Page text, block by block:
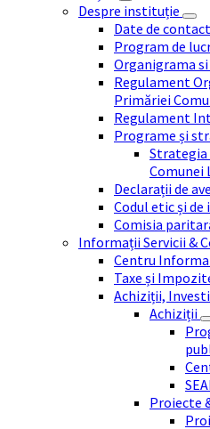
Despre instituție
Date de contact
Program de
Organigrama
Regulament
Primăriei
Regulament
Programe și
Strategia
Comunei
Declarații de
Codul etic și
Comisia
Informații Servicii &
Centru
Taxe și
Achiziții,
Achiziții
Proiecte